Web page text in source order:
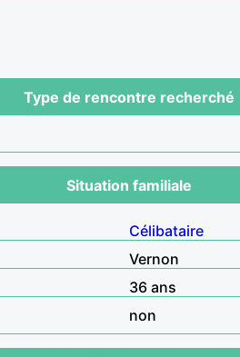
Type de rencontre recherché
Situation familiale
Célibataire
Vernon
36 ans
non